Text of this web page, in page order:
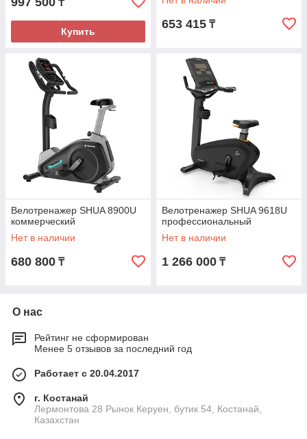
₸
Купить
653 415 ₸
Велотренажер SHUA 8900U
коммерческий
Нет в наличии
680 800 ₸
Велотренажер SHUA 9618U
профессиональный
Нет в наличии
1 266 000 ₸
О нас
Рейтинг не сформирован
Менее 5 отзывов за последний год
Работает с 20.04.2017
г. Костанай
Лермонтова 28 Рынок Керуен, бутик 54, Костанай,
Казахстан